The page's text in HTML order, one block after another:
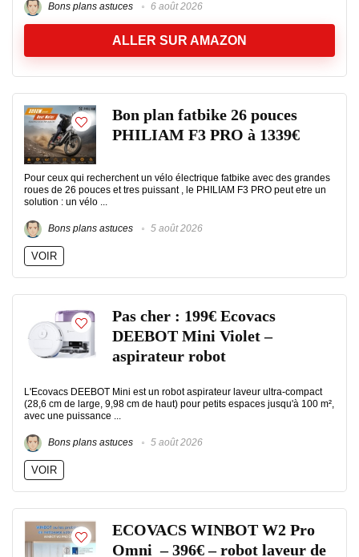
Bons plans astuces 6 août 2026
ALLER SUR AMAZON
Bon plan fatbike 26 pouces
PHILIAM F3 PRO à 1339€
Pour ceux qui recherchent un vélo électrique fatbike avec des grandes
roues de 26 pouces et tres puissant , le PHILIAM F3 PRO peut etre un
solution : un vélo ...
Bons plans astuces 5 août 2026
VOIR
Pas cher : 199€ Ecovacs
DEEBOT Mini Violet –
aspirateur robot
L'Ecovacs DEEBOT Mini est un robot aspirateur laveur ultra-compact
(28,6 cm de large, 9,98 cm de haut) pour petits espaces jusqu'à 100 m²,
avec une puissance ...
Bons plans astuces 5 août 2026
VOIR
ECOVACS WINBOT W2 Pro
Omni – 396€ – robot laveur de